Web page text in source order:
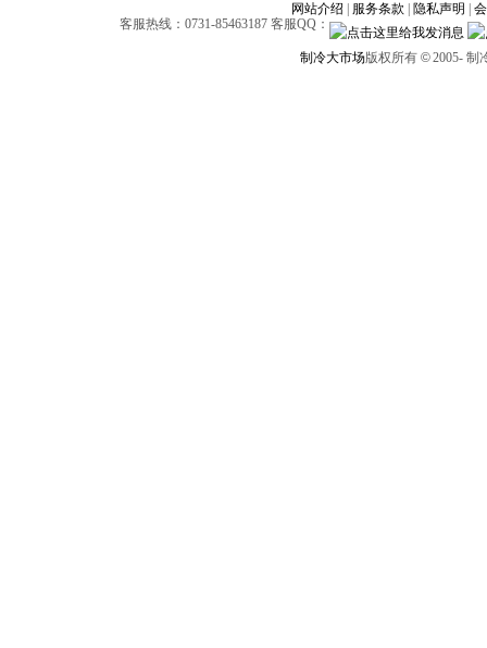
网站介绍
服务条款 隐私声明
客服热线：0731-85463187 客服QQ：
制冷大市场版权所有 ©2005-制